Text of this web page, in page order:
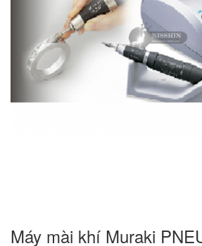
Máy mài khí Muraki